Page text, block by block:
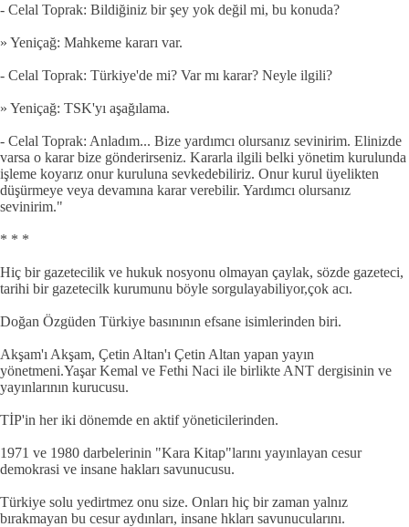
- Celal Toprak: Bildiğiniz bir şey yok değil mi, bu konuda?
» Yeniçağ: Mahkeme kararı var.
- Celal Toprak: Türkiye'de mi? Var mı karar? Neyle ilgili?
» Yeniçağ: TSK'yı aşağılama.
- Celal Toprak: Anladım... Bize yardımcı olursanız sevinirim. Elinizde
varsa o karar bize gönderirseniz. Kararla ilgili belki yönetim kurulunda
işleme koyarız onur kuruluna sevkedebiliriz. Onur kurul üyelikten
düşürmeye veya devamına karar verebilir. Yardımcı olursanız
sevinirim."
* * *
Hiç bir gazetecilik ve hukuk nosyonu olmayan çaylak, sözde gazeteci,
tarihi bir gazetecilk kurumunu böyle sorgulayabiliyor,çok acı.
Doğan Özgüden Türkiye basınının efsane isimlerinden biri.
Akşam'ı Akşam, Çetin Altan'ı Çetin Altan yapan yayın
yönetmeni.Yaşar Kemal ve Fethi Naci ile birlikte ANT dergisinin ve
yayınlarının kurucusu.
TİP'in her iki dönemde en aktif yöneticilerinden.
1971 ve 1980 darbelerinin "Kara Kitap"larını yayınlayan cesur
demokrasi ve insane hakları savunucusu.
Türkiye solu yedirtmez onu size. Onları hiç bir zaman yalnız
bırakmayan bu cesur aydınları, insane hkları savunucularını.